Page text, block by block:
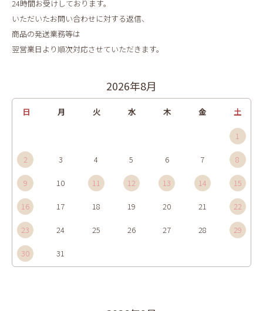
24時間お受けしております。
いただいたお問い合わせに対する返信、
商品の発送業務等は
翌営業日より順次対応させていただきます。
2026年8月
日 月 火 水 木 金 土
1
2 3 4 5 6 7 8
9 10 11 12 13 14 15
16 17 18 19 20 21 22
23 24 25 26 27 28 29
30 31